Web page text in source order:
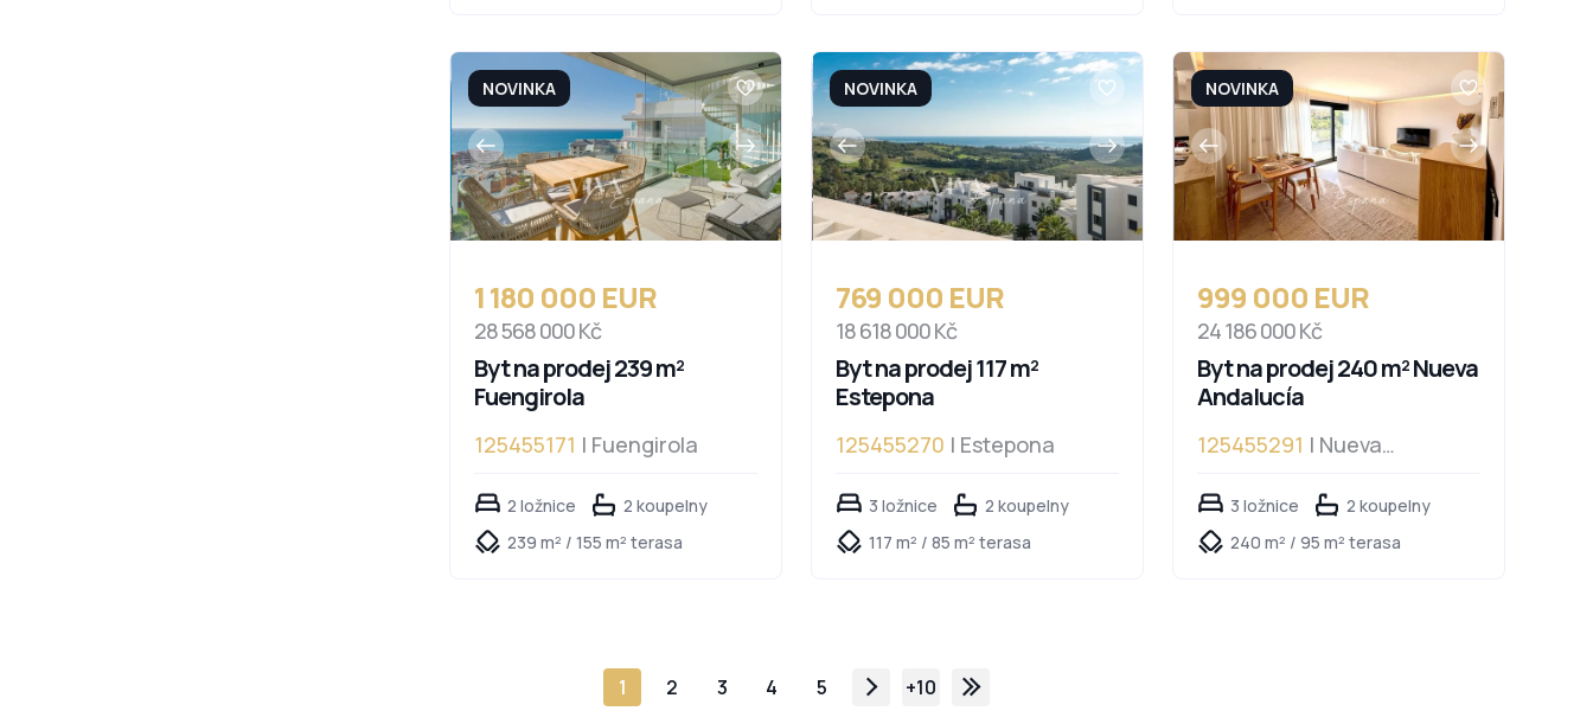
NOVINKA
1 180 000 EUR
28 568 000 Kč
Byt na prodej 239 m²
Fuengirola
125455171 | Fuengirola
2 ložnice
2 koupelny
239 m² / 155 m² terasa
NOVINKA
769 000 EUR
18 618 000 Kč
Byt na prodej 117 m²
Estepona
125455270 | Estepona
3 ložnice
2 koupelny
117 m² / 85 m² terasa
NOVINKA
999 000 EUR
24 186 000 Kč
Byt na prodej 240 m² Nueva
Andalucía
125455291 | Nueva
3 ložnice
2 koupelny
240 m² / 95 m² terasa
1 2 3 4 5 +10